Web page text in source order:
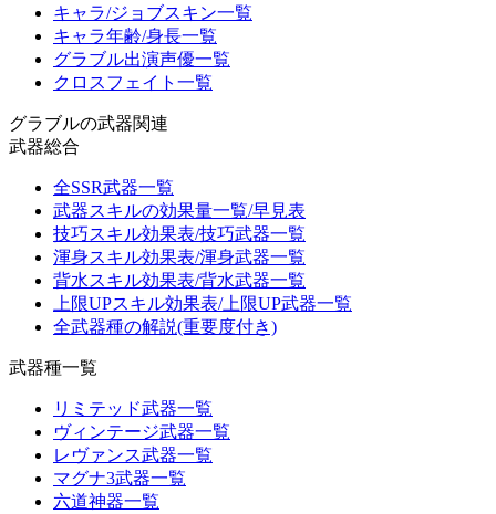
キャラ/ジョブスキン一覧
キャラ年齢/身長一覧
グラブル出演声優一覧
クロスフェイト一覧
グラブルの武器関連
武器総合
全SSR武器一覧
武器スキルの効果量一覧/早見表
技巧スキル効果表/技巧武器一覧
渾身スキル効果表/渾身武器一覧
背水スキル効果表/背水武器一覧
上限UPスキル効果表/上限UP武器一覧
全武器種の解説(重要度付き)
武器種一覧
リミテッド武器一覧
ヴィンテージ武器一覧
レヴァンス武器一覧
マグナ3武器一覧
六道神器一覧